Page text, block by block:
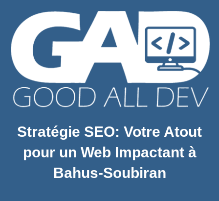
Stratégie SEO: Votre Atout
pour un Web Impactant à
Bahus-Soubiran